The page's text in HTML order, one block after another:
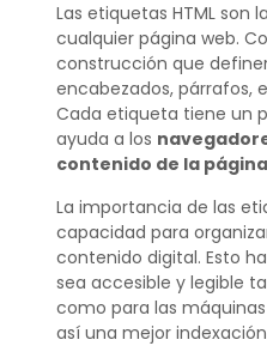
Las etiquetas HTML son
cualquier página web.
construcción que
encabezados, párrafos,
Cada etiqueta tiene un
ayuda a los
contenido de la
La importancia de las
capacidad para
contenido digital. Esto
sea accesible y legible
como para las
así una mejor